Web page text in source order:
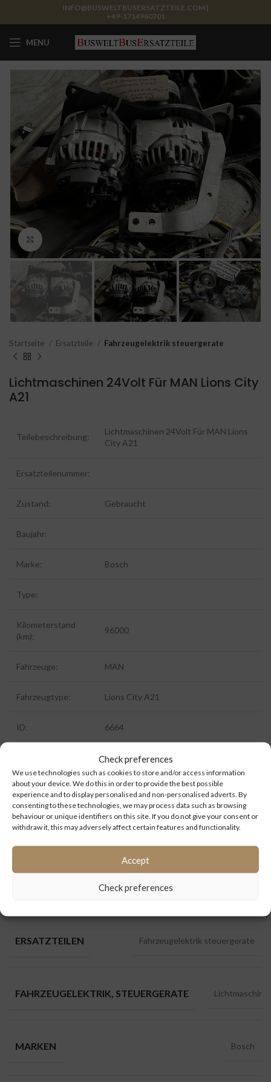
Check preferences
We use technologies such as cookies to store and/or access information
about your device. We do this in order to provide the best possible
experience and to display personalised and non-personalised adverts. By
consenting to these technologies, we may process data such as browsing
behaviour or unique identifiers on this site. If you do not give your consent or
withdraw it, this may adversely affect certain features and functionality.
Accept
Check preferences
INFO@BUSWELTBUSERSATZTEILE.COM |
+49-1714960701
MENU
Click to enlarge
Startseite Ersatzteile Fahrzeugelektrik steuergerate
Lichtmaschinen 24Volt Für MAN Lions City
A21
Teilebeschreibung:
Lichtmaschinen 24Volt Für MAN Lions
City A21
Ersatzteilenummer:
Zustand: Gebraucht
Baujahr:
Marke: Bosch
Type:
Kilometerstand
(km):
96000
Fahrzeuge: MAN
Fahrzeugtype: Lions City A21
ID: 6664
Lion`s city
ERSATZTEILEN Fahrzeugelektrik steuergerate
FAHRZEUGELEKTRIK, STEUERGERATE Lichtmaschine
MARKEN Bosch